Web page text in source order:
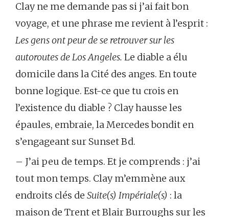
Clay ne me demande pas si j’ai fait bon
voyage, et une phrase me revient à l’esprit :
Les gens ont peur de se retrouver sur les
autoroutes de Los Angeles. Le diable a élu
domicile dans la Cité des anges. En toute
bonne logique. Est-ce que tu crois en
l’existence du diable ? Clay hausse les
épaules, embraie, la Mercedes bondit en
s’engageant sur Sunset Bd.
– J’ai peu de temps. Et je comprends : j’ai
tout mon temps. Clay m’emmène aux
endroits clés de Suite(s) Impériale(s) : la
maison de Trent et Blair Burroughs sur les